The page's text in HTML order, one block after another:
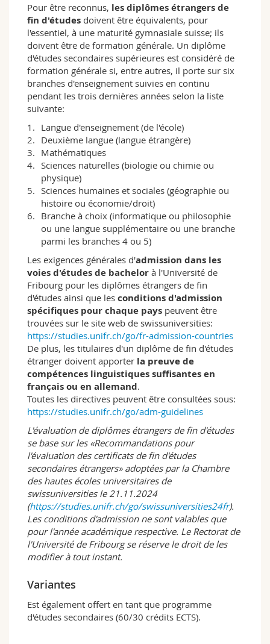
Il en résulte des perspectives professionnelles,
entre autres, pour les publics cibles suivants:
– des spécialistes qui ont besoin de
compétences interculturelles dans le registre
religieux, par exemple des professionnelles et
professionnels engagés dans des
administrations communales, dans les médias,
dans des ONG ou dans le domaine
interculturel;
– des théologiennes et théologiens qui
cherchent une spécialisation dans des
domaines importants de la société et de la
politique, pour des domaines d'activité aussi
bien intra- qu'extra-ecclésiaux;
– des médiatrices et médiateurs impliqués dans
les différents champs
interreligieux/interculturels;
– des enseignantes et enseignants (voir
Formation à l'enseignement pour les écoles de
maturité
Pour être reconnus, les diplômes étrangers de
fin d'études doivent être équivalents, pour
l'essentiel, à une maturité gymnasiale suisse; ils
doivent être de formation générale. Un diplôme
d'études secondaires supérieures est considéré de
formation générale si, entre autres, il porte sur six
branches d'enseignement suivies en continu
pendant les trois dernières années selon la liste
suivante:
Langue d'enseignement (de l'école)
Deuxième langue (langue étrangère)
Mathématiques
Sciences naturelles (biologie ou chimie ou
physique)
Sciences humaines et sociales (géographie ou
histoire ou économie/droit)
Branche à choix (informatique ou philosophie
ou une langue supplémentaire ou une branche
parmi les branches 4 ou 5)
Les exigences générales d'admission dans les
voies d'études de bachelor à l'Université de
Fribourg pour les diplômes étrangers de fin
d'études ainsi que les conditions d'admission
spécifiques pour chaque pays peuvent être
trouvées sur le site web de swissuniversities:
https://studies.unifr.ch/go/fr-admission-countries
De plus, les titulaires d'un diplôme de fin d'études
étranger doivent apporter la preuve de
compétences linguistiques suffisantes en
français ou en allemand.
Toutes les directives peuvent être consultées sous:
https://studies.unifr.ch/go/adm-guidelines
L'évaluation de diplômes étrangers de fin d'études
se base sur les «Recommandations pour
l'évaluation des certificats de fin d'études
secondaires étrangers» adoptées par la Chambre
des hautes écoles universitaires de
swissuniversities le 21.11.2024
(https://studies.unifr.ch/go/swissuniversities24fr).
Les conditions d'admission ne sont valables que
pour l'année académique respective. Le Rectorat de
l'Université de Fribourg se réserve le droit de les
modifier à tout instant.
Variantes
Est également offert en tant que programme
d'études secondaires (60/30 crédits ECTS).